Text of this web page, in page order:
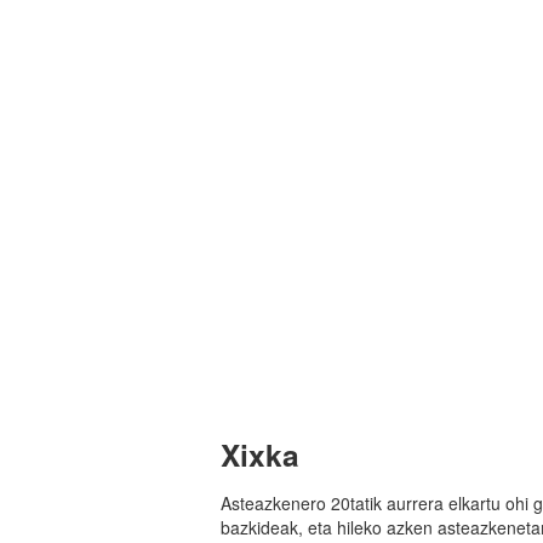
Xixka
Asteazkenero 20tatik aurrera elkartu ohi
bazkideak, eta hileko azken